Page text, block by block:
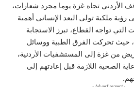
الأردني تجاه غزة يوما مجرد شعارات،
ملكية تولي البعد الإنساني أهمية
التي تواجه القطاع، تبرز الاستجابة
حيث تحركت الفرق الطبية ووسائل
من غزة إلى المستشفيات الأردنية،
الصحية اللازمة قبل إعادتهم إلى